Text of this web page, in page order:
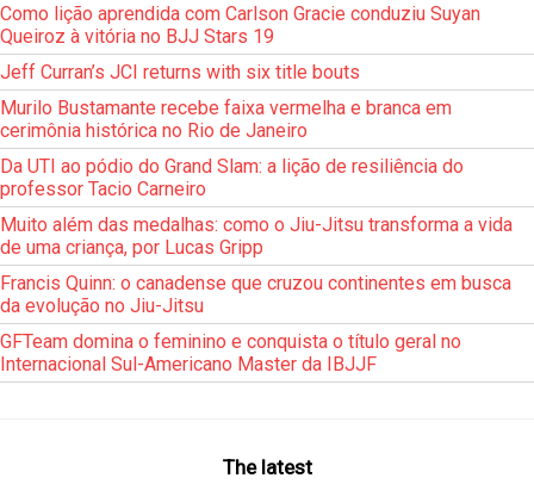
Como lição aprendida com Carlson Gracie conduziu Suyan
Queiroz à vitória no BJJ Stars 19
Jeff Curran’s JCI returns with six title bouts
Murilo Bustamante recebe faixa vermelha e branca em
cerimônia histórica no Rio de Janeiro
Da UTI ao pódio do Grand Slam: a lição de resiliência do
professor Tacio Carneiro
Muito além das medalhas: como o Jiu-Jitsu transforma a vida
de uma criança, por Lucas Gripp
Francis Quinn: o canadense que cruzou continentes em busca
da evolução no Jiu-Jitsu
GFTeam domina o feminino e conquista o título geral no
Internacional Sul-Americano Master da IBJJF
The latest